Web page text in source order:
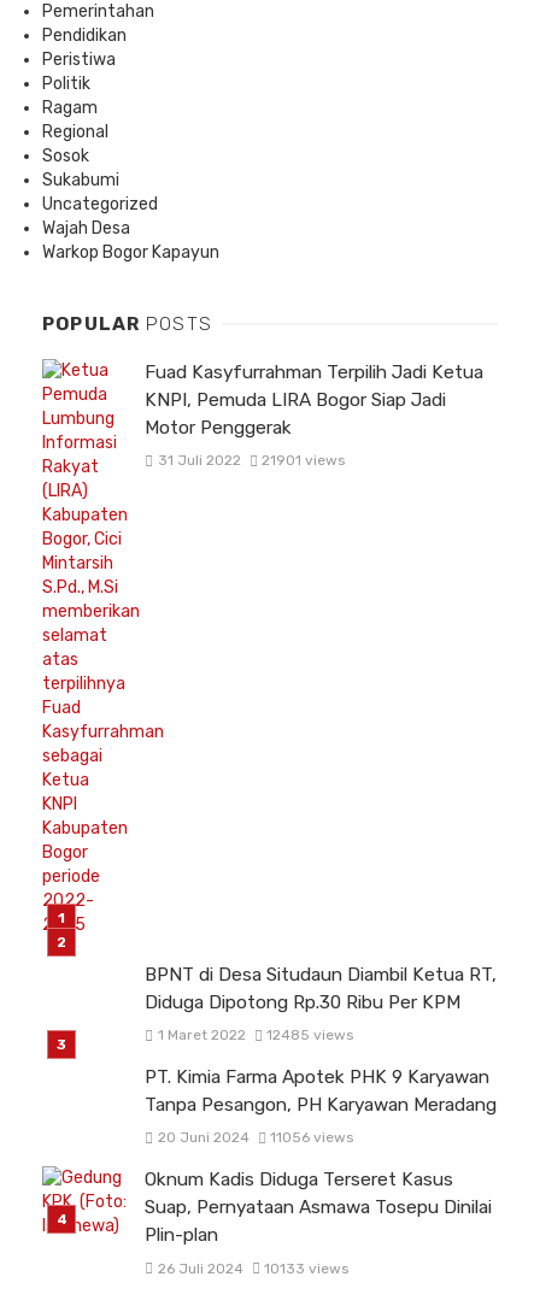
Pemerintahan
Pendidikan
Peristiwa
Politik
Ragam
Regional
Sosok
Sukabumi
Uncategorized
Wajah Desa
Warkop Bogor Kapayun
POPULAR POSTS
Fuad Kasyfurrahman Terpilih Jadi Ketua
KNPI, Pemuda LIRA Bogor Siap Jadi
Motor Penggerak
31 Juli 2022 21901 views
BPNT di Desa Situdaun Diambil Ketua RT,
Diduga Dipotong Rp.30 Ribu Per KPM
1 Maret 2022 12485 views
PT. Kimia Farma Apotek PHK 9 Karyawan
Tanpa Pesangon, PH Karyawan Meradang
20 Juni 2024 11056 views
Oknum Kadis Diduga Terseret Kasus
Suap, Pernyataan Asmawa Tosepu Dinilai
Plin-plan
26 Juli 2024 10133 views